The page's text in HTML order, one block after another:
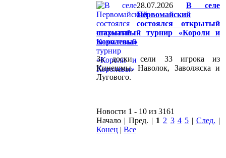
28.07.2026
В селе
Первомайский
состоялся открытый
шахматный турнир «Короли и
Королевы»
За доски сели 33 игрока из
Кинешмы, Наволок, Заволжска и
Лугового.
Новости 1 - 10 из 3161
Начало | Пред. | 1 2 3 4 5| След. |
Конец | Все